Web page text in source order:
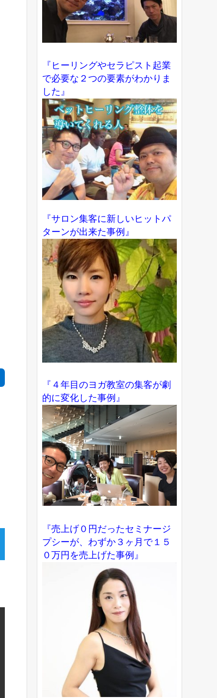
『ヒーリングやセラピスト起業
で必要な２つの要素がわかりま
した』
『サロン集客に新しいヒットパ
ターンが出来た事例』
『４年目のヨガ教室の集客が劇
的に変化した事例』
『売上げ０円だったセミナージ
プシーが、わずか３ヶ月で１５
０万円を売上げた事例』